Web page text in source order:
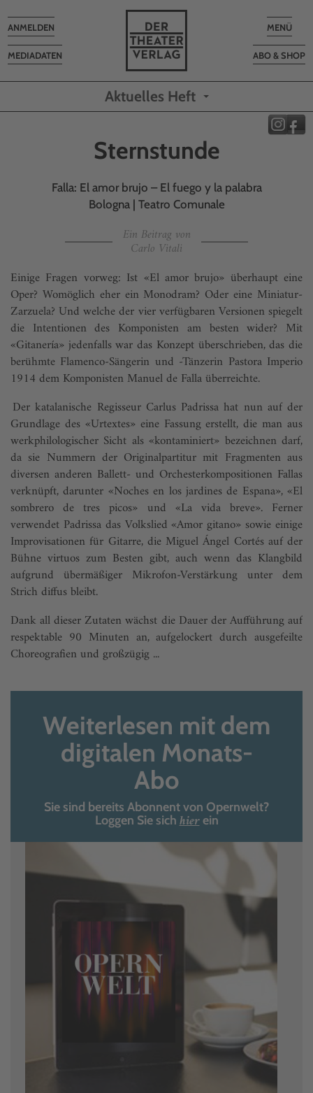
Toggle
MENÜ
ABO & SHOP
MEDIADATEN
Toggle
navigation
ANMELDEN
Aktuelles Heft
Sternstunde
Falla: El amor brujo – El fuego y la palabra
Bologna | Teatro Comunale
Ein Beitrag von
Carlo Vitali
Einige Fragen vorweg: Ist «El amor brujo» überhaupt eine
Oper? Womöglich eher ein Monodram? Oder eine Miniatur-
Zarzuela? Und welche der vier verfügbaren Versionen spiegelt
die Intentionen des Komponisten am besten wider? Mit
«Gitanería» jedenfalls war das Konzept überschrieben, das die
berühmte Flamenco-Sängerin und -Tänzerin Pastora Imperio
1914 dem Komponisten Manuel de Falla überreichte.
Der katalanische Regisseur Carlus Padrissa hat nun auf der
Grundlage des «Urtextes» eine Fassung erstellt, die man aus
werkphilologischer Sicht als «kontaminiert» bezeichnen darf,
da sie Nummern der Originalpartitur mit Fragmenten aus
diversen anderen Ballett- und Orchesterkompositionen Fallas
verknüpft, darunter «Noches en los jardines de Espana», «El
sombrero de tres picos» und «La vida breve». Ferner
verwendet Padrissa das Volkslied «Amor gitano» sowie einige
Improvisationen für Gitarre, die Miguel Ángel Cortés auf der
Bühne virtuos zum Besten gibt, auch wenn das Klangbild
aufgrund übermäßiger Mikrofon-Verstärkung unter dem
Strich diffus bleibt.
Dank all dieser Zutaten wächst die Dauer der Aufführung auf
respektable 90 Minuten an, aufgelockert durch ausgefeilte
Choreografien und großzügig ...
Weiterlesen mit dem
digitalen Monats-
Abo
Sie sind bereits Abonnent von Opernwelt?
Loggen Sie sich hierein